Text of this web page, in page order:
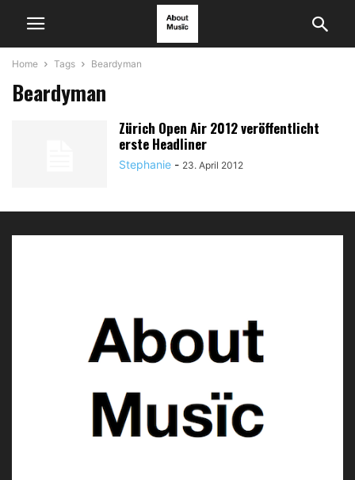
Home Tags Beardyman
Beardyman
Zürich Open Air 2012 veröffentlicht
erste Headliner
Stephanie - 23. April 2012